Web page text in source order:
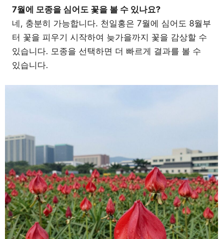
7월에 모종을 심어도 꽃을 볼 수 있나요?
네, 충분히 가능합니다. 천일홍은 7월에 심어도 8월부
터 꽃을 피우기 시작하여 늦가을까지 꽃을 감상할 수
있습니다. 모종을 선택하면 더 빠르게 결과를 볼 수
있습니다.